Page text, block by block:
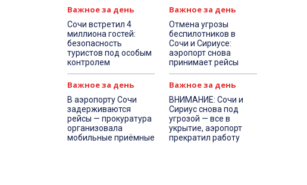
Важное за день
Сочи встретил 4
миллиона гостей:
безопасность
туристов под особым
контролем
Важное за день
Отмена угрозы
беспилотников в
Сочи и Сириусе:
аэропорт снова
принимает рейсы
Важное за день
В аэропорту Сочи
задерживаются
рейсы — прокуратура
организовала
мобильные приёмные
Важное за день
ВНИМАНИЕ: Сочи и
Сириус снова под
угрозой — все в
укрытие, аэропорт
прекратил работу